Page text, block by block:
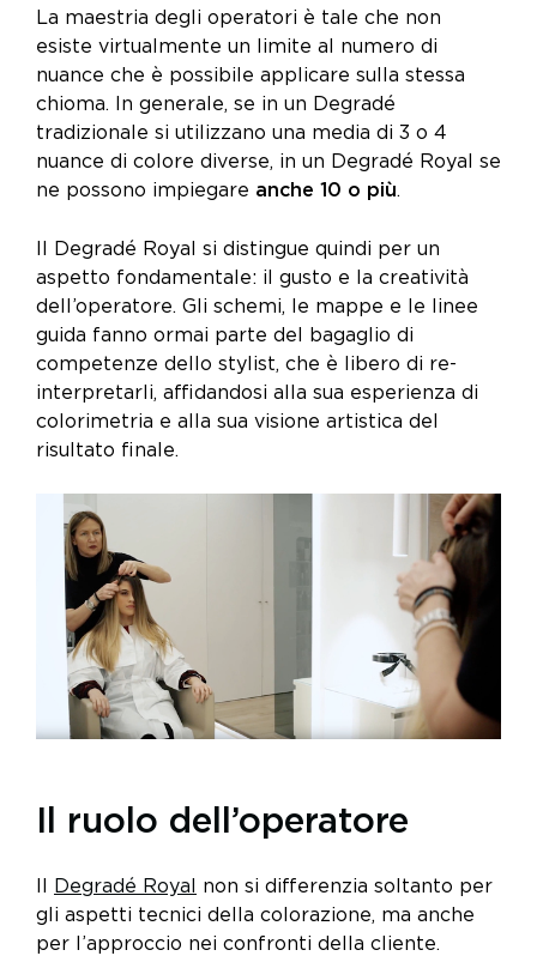
La maestria degli operatori è tale che non
esiste virtualmente un limite al numero di
nuance che è possibile applicare sulla stessa
chioma. In generale, se in un Degradé
tradizionale si utilizzano una media di 3 o 4
nuance di colore diverse, in un Degradé Royal se
ne possono impiegare anche 10 o più.
Il Degradé Royal si distingue quindi per un
aspetto fondamentale: il gusto e la creatività
dell’operatore. Gli schemi, le mappe e le linee
guida fanno ormai parte del bagaglio di
competenze dello stylist, che è libero di re-
interpretarli, affidandosi alla sua esperienza di
colorimetria e alla sua visione artistica del
risultato finale.
Il ruolo dell’operatore
Il Degradé Royal non si differenzia soltanto per
gli aspetti tecnici della colorazione, ma anche
per l’approccio nei confronti della cliente.